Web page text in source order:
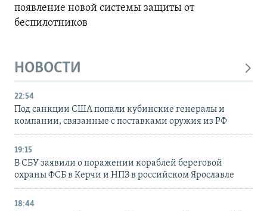
появление новой системы защиты от
беспилотников
НОВОСТИ
22:54
Под санкции США попали кубинские генералы и
компании, связанные с поставками оружия из РФ
19:15
В СБУ заявили о поражении кораблей береговой
охраны ФСБ в Керчи и НПЗ в российском Ярославле
18:44